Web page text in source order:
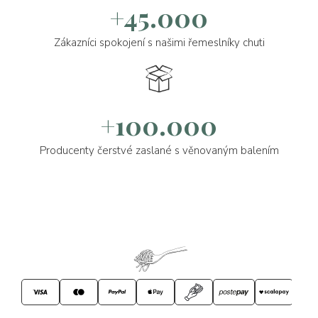
+45.000
Zákazníci spokojení s našimi řemeslníky chuti
+100.000
Producenty čerstvé zaslané s věnovaným balením